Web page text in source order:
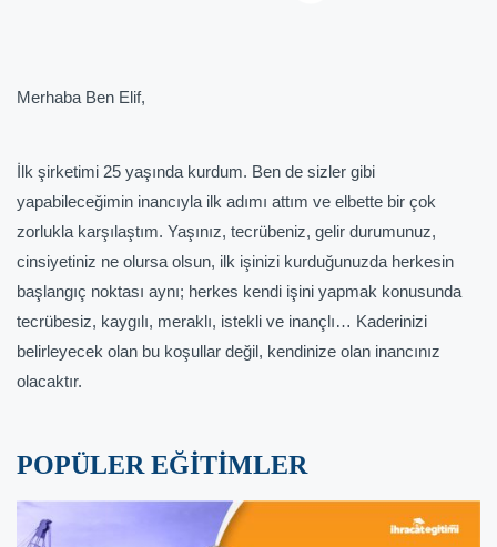
Merhaba Ben Elif,
İlk şirketimi 25 yaşında kurdum. Ben de sizler gibi
yapabileceğimin inancıyla ilk adımı attım ve elbette bir çok
zorlukla karşılaştım. Yaşınız, tecrübeniz, gelir durumunuz,
cinsiyetiniz ne olursa olsun, ilk işinizi kurduğunuzda herkesin
başlangıç noktası aynı; herkes kendi işini yapmak konusunda
tecrübesiz, kaygılı, meraklı, istekli ve inançlı… Kaderinizi
belirleyecek olan bu koşullar değil, kendinize olan inancınız
olacaktır.
POPÜLER EĞİTİMLER